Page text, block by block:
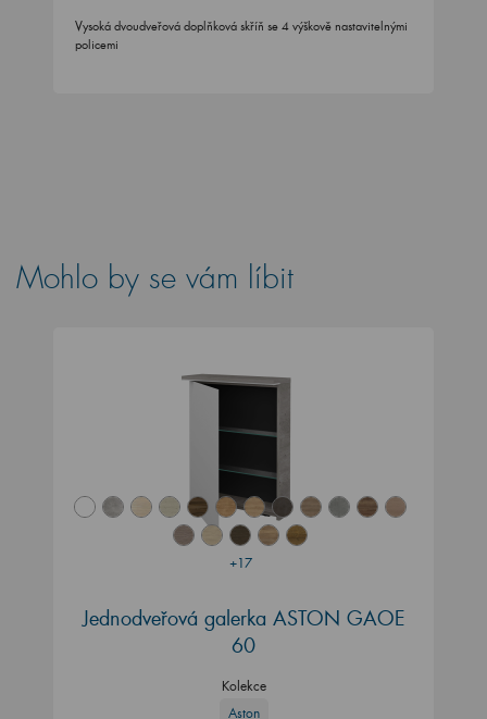
Vysoká dvoudveřová doplňková skříň se 4 výškově nastavitelnými
policemi
Mohlo by se vám líbit
+17
Jednodveřová galerka ASTON GAOE
60
Kolekce
Aston